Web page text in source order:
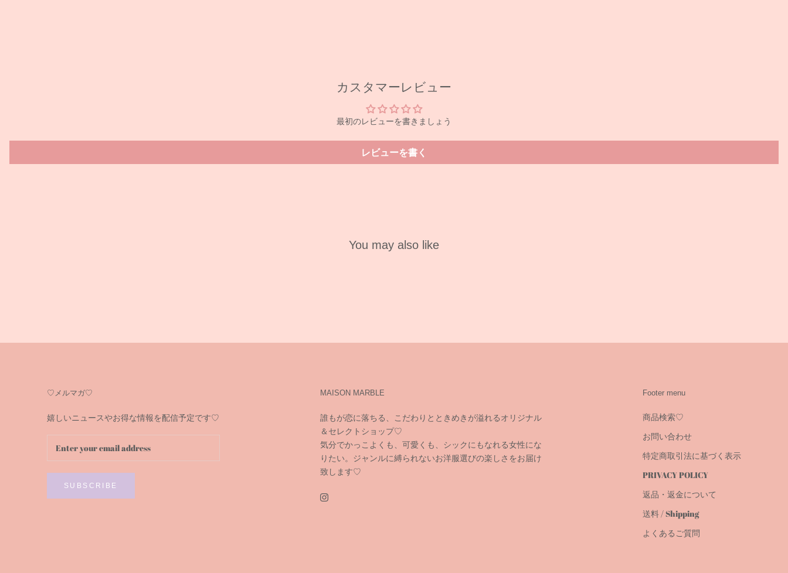
カスタマーレビュー
最初のレビューを書きましょう
レビューを書く
You may also like
♡メルマガ♡
嬉しいニュースやお得な情報を配信予定です♡
SUBSCRIBE
MAISON MARBLE
誰もが恋に落ちる、こだわりとときめきが溢れるオリジナル
＆セレクトショップ♡
気分でかっこよくも、可愛くも、シックにもなれる女性にな
りたい。ジャンルに縛られないお洋服選びの楽しさをお届け
致します♡
Footer menu
商品検索♡
お問い合わせ
特定商取引法に基づく表示
PRIVACY POLICY
返品・返金について
送料 / Shipping
よくあるご質問